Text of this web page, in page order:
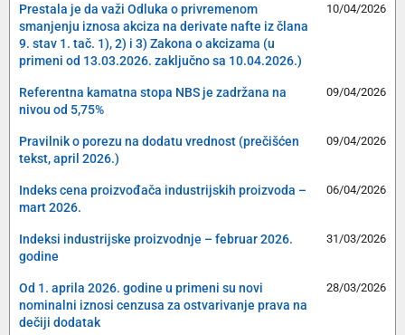
Prestala je da važi Odluka o privremenom
smanjenju iznosa akciza na derivate nafte iz člana
9. stav 1. tač. 1), 2) i 3) Zakona o akcizama (u
primeni od 13.03.2026. zaključno sa 10.04.2026.)
10/04/2026
Referentna kamatna stopa NBS je zadržana na
nivou od 5,75%
09/04/2026
Pravilnik o porezu na dodatu vrednost (prečišćen
tekst, april 2026.)
09/04/2026
Indeks cena proizvođača industrijskih proizvoda –
mart 2026.
06/04/2026
Indeksi industrijske proizvodnje – februar 2026.
godine
31/03/2026
Od 1. aprila 2026. godine u primeni su novi
nominalni iznosi cenzusa za ostvarivanje prava na
dečiji dodatak
28/03/2026